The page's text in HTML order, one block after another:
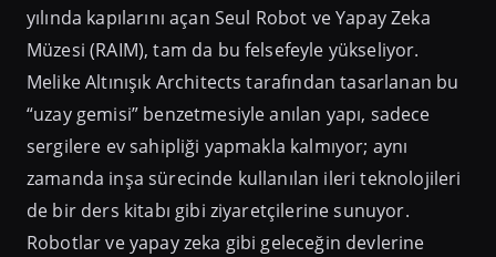
yılında kapılarını açan Seul Robot ve Yapay Zeka
Müzesi (RAIM), tam da bu felsefeyle yükseliyor.
Melike Altınışık Architects tarafından tasarlanan bu
“uzay gemisi” benzetmesiyle anılan yapı, sadece
sergilere ev sahipliği yapmakla kalmıyor; aynı
zamanda inşa sürecinde kullanılan ileri teknolojileri
de bir ders kitabı gibi ziyaretçilerine sunuyor.
Robotlar ve yapay zeka gibi geleceğin devlerine